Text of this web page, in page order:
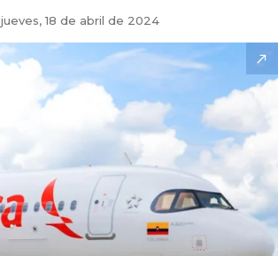
jueves, 18 de abril de 2024